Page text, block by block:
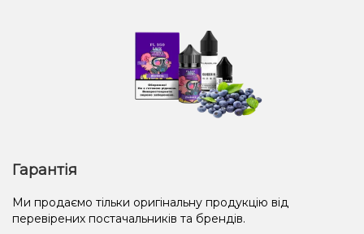
Гарантія
Ми продаємо тільки оригінальну продукцію від
перевірених постачальників та брендів.